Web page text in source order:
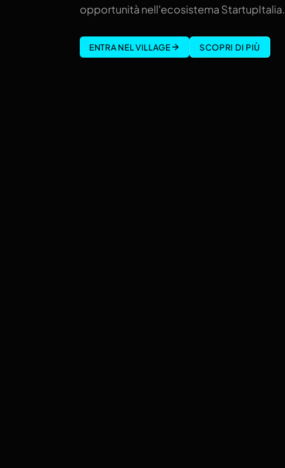
opportunità nell'ecosistema StartupItalia.
ENTRA NEL VILLAGE SCOPRI DI PIÙ